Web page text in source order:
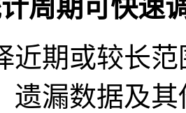
周期可快速
近期或较长
遗漏数据及